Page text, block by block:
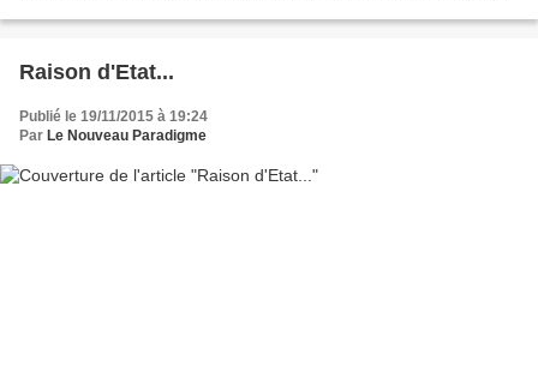
Raison d'Etat...
Publié le 19/11/2015 à 19:24
Par Le Nouveau Paradigme